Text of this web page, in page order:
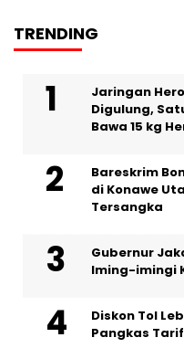
TRENDING
Jaringan
Digulung,
Bawa 15 kg
Bareskrim
di Konawe
Tersangka
Gubernur
Iming-imingi
Diskon Tol
Pangkas